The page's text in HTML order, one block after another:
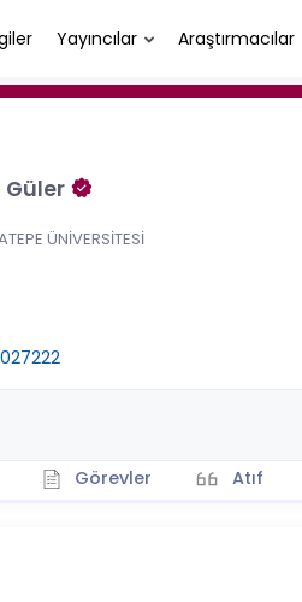
Yayıncılar Araştırmacılar
ÜNİVERSİTESİ
Görevler Atıf